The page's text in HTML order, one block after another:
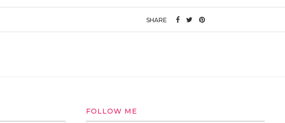
SHARE
FOLLOW ME